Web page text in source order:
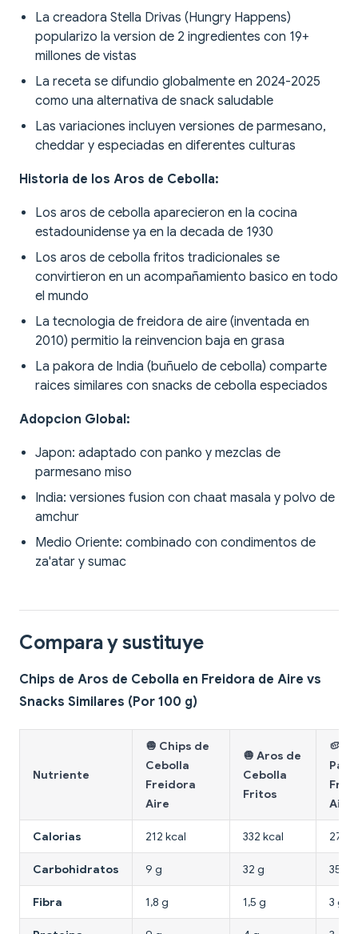
La creadora Stella Drivas (Hungry Happens)
popularizo la version de 2 ingredientes con 19+
millones de vistas
La receta se difundio globalmente en 2024-2025
como una alternativa de snack saludable
Las variaciones incluyen versiones de parmesano,
cheddar y especiadas en diferentes culturas
Historia de los Aros de Cebolla:
Los aros de cebolla aparecieron en la cocina
estadounidense ya en la decada de 1930
Los aros de cebolla fritos tradicionales se
convirtieron en un acompañamiento basico en todo
el mundo
La tecnologia de freidora de aire (inventada en
2010) permitio la reinvencion baja en grasa
La pakora de India (buñuelo de cebolla) comparte
raices similares con snacks de cebolla especiados
Adopcion Global:
Japon: adaptado con panko y mezclas de
parmesano miso
India: versiones fusion con chaat masala y polvo de
amchur
Medio Oriente: combinado con condimentos de
za'atar y sumac
Compara y sustituye
Chips de Aros de Cebolla en Freidora de Aire vs
Snacks Similares (Por 100 g)
Nutriente
🧅 Chips de
Cebolla
Freidora
Aire
🧅 Aros de
Cebolla
Fritos
🥔
Aire
Calorias 212 kcal 332 kcal 270
Carbohidratos 9 g 32 g 35 g
Fibra 1,8 g 1,5 g 3 g